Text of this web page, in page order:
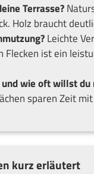
Terrasse?
Holz braucht
Leichte
Flecken ist ein
wie oft willst du
sparen Zeit
kurz erläutert